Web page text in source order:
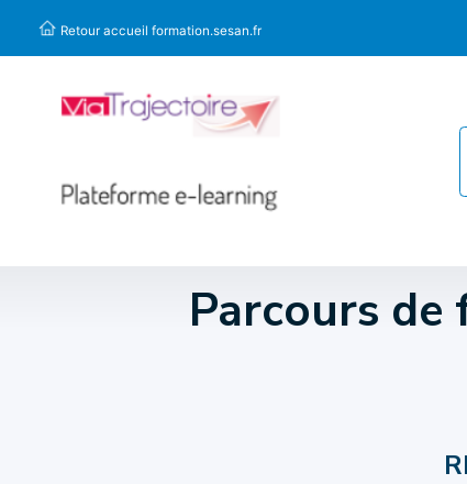
Retour accueil formation.sesan.fr
Parcours